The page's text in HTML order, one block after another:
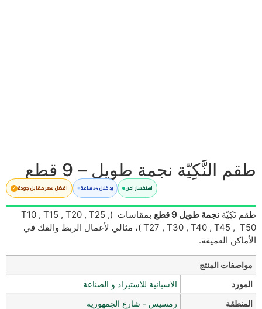
طقم النَّكِيّة نجمة طويل – 9 قطع
استفسار امن رد خلال 24 ساعة افضل سعر مقابل جودة
طقم نَكِيّة نجمة طويل 9 قطع
بمقاسات (T10 , T15 , T20 , T25 ,
T27 , T30 , T40 , T45 , T50 )، مثالي لأعمال الربط والفك في
الأماكن العميقة.
مواصفات المنتج
المورد
الاسبانية للاستيراد و الصناعة
المنطقة
رمسيس - شارع الجمهورية